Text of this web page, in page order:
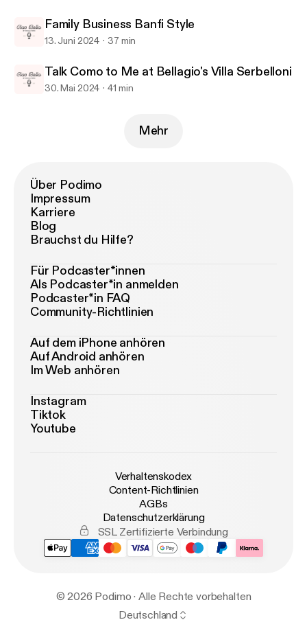
Family Business Banfi Style
13. Juni 2024 37 min
Talk Como to Me at Bellagio's Villa Serbelloni
30. Mai 2024 41 min
Mehr
Über Podimo
Impressum
Karriere
Blog
Brauchst du Hilfe?
Für Podcaster*innen
Als Podcaster*in anmelden
Podcaster*in FAQ
Community-Richtlinien
Auf dem iPhone anhören
Auf Android anhören
Im Web anhören
Instagram
Tiktok
Youtube
Verhaltenskodex
Content-Richtlinien
AGBs
Datenschutzerklärung
SSL Zertifizierte Verbindung
© 2026 Podimo · Alle Rechte vorbehalten
Deutschland